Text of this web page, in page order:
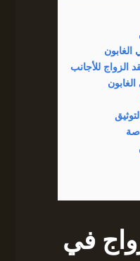
الغابون
الزواج للأجانب
في